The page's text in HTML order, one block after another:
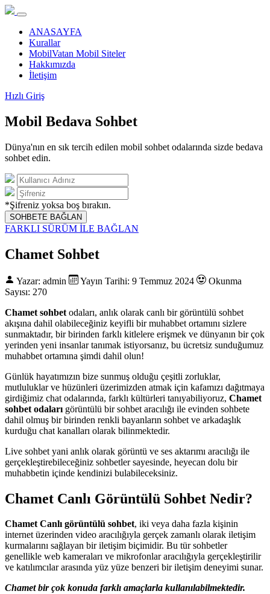
ANASAYFA
Kurallar
MobilVatan Mobil Siteler
Hakkımızda
İletişim
Hızlı Giriş
Mobil Bedava Sohbet
Dünya'nın en sık tercih edilen mobil sohbet odalarında sizde bedava
sohbet edin.
*Şifreniz yoksa boş bırakın.
SOHBETE BAĞLAN
FARKLI SÜRÜM İLE BAĞLAN
Chamet Sohbet
Yazar: admin Yayın Tarihi: 9 Temmuz 2024
Okunma
Sayısı: 270
Chamet sohbet odaları, anlık olarak canlı bir görüntülü sohbet
akışına dahil olabileceğiniz keyifli bir muhabbet ortamını sizlere
sunmaktadır, bir birinden farklı kitlelere erişmek ve dünyanın bir çok
yerinden yeni insanlar tanımak istiyorsanız, bu ücretsiz sunduğumuz
muhabbet ortamına şimdi dahil olun!
Günlük hayatımızın bize sunmuş olduğu çeşitli zorluklar,
mutluluklar ve hüzünleri üzerimizden atmak için kafamızı dağıtmaya
girdiğimiz chat odalarında, farklı kültürleri tanıyabiliyoruz, Chamet
sohbet odaları görüntülü bir sohbet aracılığı ile evinden sohbete
dahil olmuş bir birinden renkli bayanların sohbet ve arkadaşlık
kurduğu chat kanalları olarak bilinmektedir.
Live sohbet yani anlık olarak görüntü ve ses aktarımı aracılığı ile
gerçekleştirebileceğiniz sohbetler sayesinde, heyecan dolu bir
muhabbetin içinde kendinizi bulabileceksiniz.
Chamet Canlı Görüntülü Sohbet Nedir?
Chamet Canlı görüntülü sohbet, iki veya daha fazla kişinin
internet üzerinden video aracılığıyla gerçek zamanlı olarak iletişim
kurmalarını sağlayan bir iletişim biçimidir. Bu tür sohbetler
genellikle web kameraları ve mikrofonlar aracılığıyla gerçekleştirilir
ve katılımcılar arasında yüz yüze benzeri bir iletişim deneyimi sunar.
Chamet bir çok konuda farklı amaçlarla kullanılabilmektedir.